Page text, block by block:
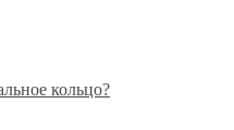
кольцо?